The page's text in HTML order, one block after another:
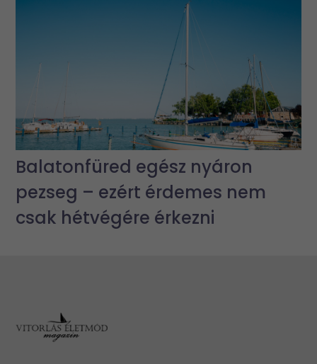
Balatonfüred egész nyáron
pezseg – ezért érdemes nem
csak hétvégére érkezni